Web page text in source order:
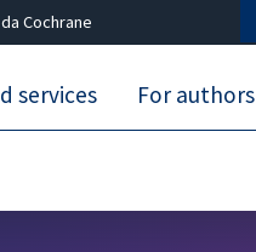
Cochrane
services For authors